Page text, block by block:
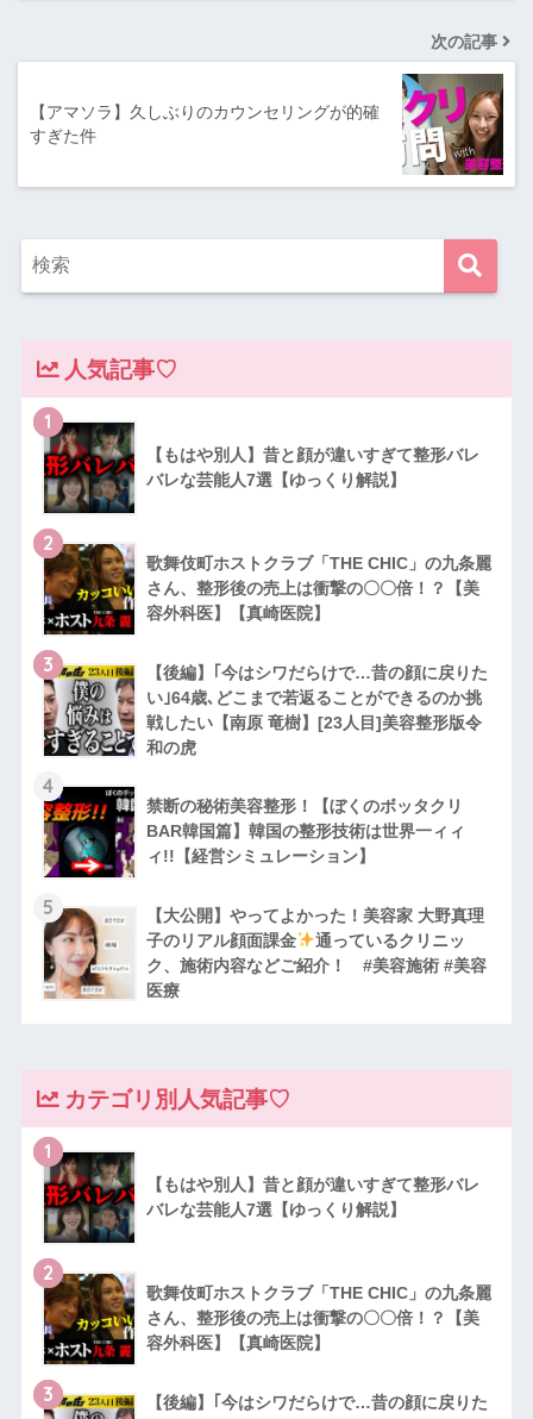
次の記事
【アマソラ】久しぶりのカウンセリングが的確
すぎた件
人気記事♡
1
【もはや別人】昔と顔が違いすぎて整形バレ
バレな芸能人7選【ゆっくり解説】
2
歌舞伎町ホストクラブ「THE CHIC」の九条麗
さん、整形後の売上は衝撃の〇〇倍！？【美
容外科医】【真崎医院】
3
【後編】｢今はシワだらけで…昔の顔に戻りた
い｣64歳､どこまで若返ることができるのか挑
戦したい【南原 竜樹】[23人目]美容整形版令
和の虎
4
禁断の秘術美容整形！【ぼくのボッタクリ
BAR韓国篇】韓国の整形技術は世界一ィィ
ィ!!【経営シミュレーション】
5
【大公開】やってよかった！美容家 大野真理
子のリアル顔面課金
通っているクリニッ
ク、施術内容などご紹介！ #美容施術 #美容
医療
カテゴリ別人気記事♡
1
【もはや別人】昔と顔が違いすぎて整形バレ
バレな芸能人7選【ゆっくり解説】
2
歌舞伎町ホストクラブ「THE CHIC」の九条麗
さん、整形後の売上は衝撃の〇〇倍！？【美
容外科医】【真崎医院】
3
【後編】｢今はシワだらけで…昔の顔に戻りた